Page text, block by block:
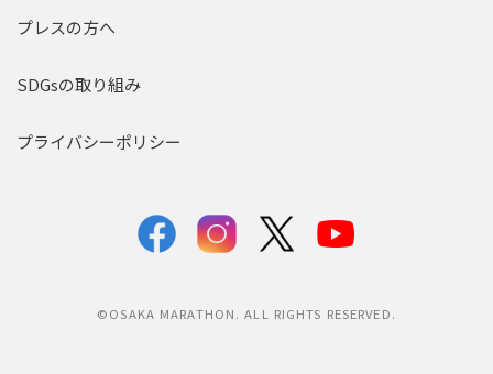
プレスの方へ
SDGsの取り組み
プライバシーポリシー
©OSAKA MARATHON. ALL RIGHTS RESERVED.